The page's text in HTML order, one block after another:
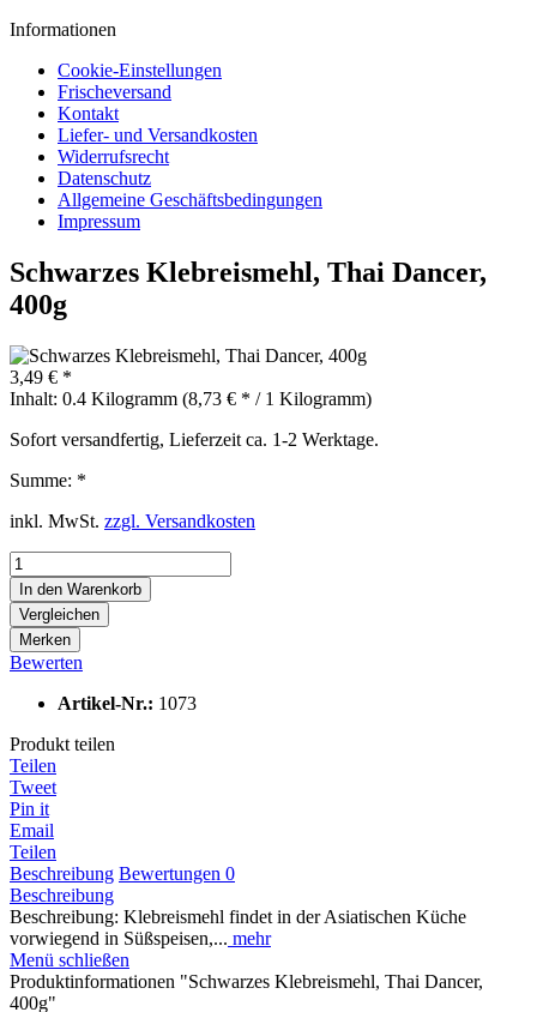
Informationen
Cookie-Einstellungen
Frischeversand
Kontakt
Liefer- und Versandkosten
Widerrufsrecht
Datenschutz
Allgemeine Geschäftsbedingungen
Impressum
Schwarzes Klebreismehl, Thai Dancer,
400g
3,49 € *
Inhalt: 0.4 Kilogramm (8,73 € * / 1 Kilogramm)
Sofort versandfertig, Lieferzeit ca. 1-2 Werktage.
Summe: *
inkl. MwSt. zzgl. Versandkosten
In den Warenkorb
Vergleichen
Merken
Bewerten
Artikel-Nr.: 1073
Produkt teilen
Teilen
Tweet
Pin it
Email
Teilen
Beschreibung Bewertungen 0
Beschreibung
Beschreibung: Klebreismehl findet in der Asiatischen Küche
vorwiegend in Süßspeisen,... mehr
Menü schließen
Produktinformationen "Schwarzes Klebreismehl, Thai Dancer,
400g"